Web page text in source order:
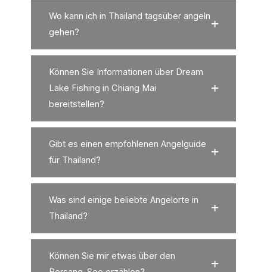
Wo kann ich in Thailand tagsüber angeln
gehen?
Können Sie Informationen über Dream
Lake Fishing in Chiang Mai
bereitstellen?
Gibt es einen empfohlenen Angelguide
für Thailand?
Was sind einige beliebte Angelorte in
Thailand?
Können Sie mir etwas über den